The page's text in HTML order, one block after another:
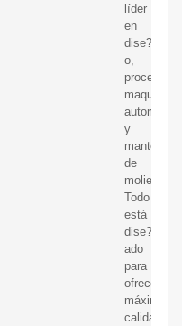
líder
en
dise?
o,
procesos,
y
de
molienda.
Todo
está
dise?
ado
para
ofrecer
máxima
calidad